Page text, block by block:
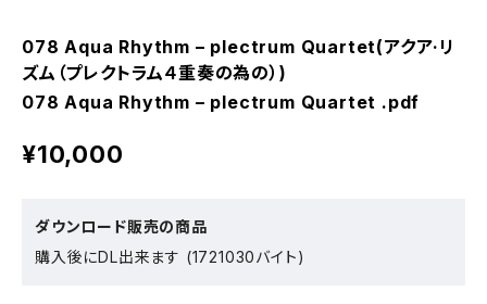
078 Aqua Rhythm – plectrum Quartet(アクア·リ
ズム（プレクトラム４重奏の為の）)
078 Aqua Rhythm – plectrum Quartet .pdf
¥10,000
ダウンロード販売の商品
購入後にDL出来ます (1721030バイト)